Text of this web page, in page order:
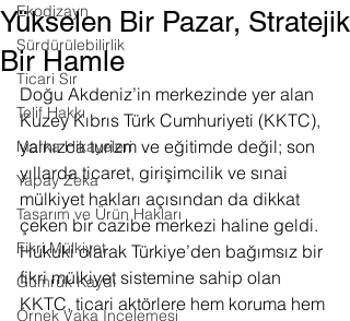
Ekodizayn
Sürdürülebilirlik
Ticari Sır
Telif Hakkı
Marka Hikayeleri
Yapay Zeka
Tasarım ve Ürün Hakları
Fikri Mülkiyet
Gümrük Kaydı
Örnek Vaka İncelemesi
Yükselen Bir Pazar, Stratejik
Bir Hamle
Doğu Akdeniz’in merkezinde yer alan
Kuzey Kıbrıs Türk Cumhuriyeti (KKTC),
yalnızca turizm ve eğitimde değil; son
yıllarda ticaret, girişimcilik ve sınai
mülkiyet hakları açısından da dikkat
çeken bir cazibe merkezi haline geldi.
Hukuki olarak Türkiye’den bağımsız bir
fikri mülkiyet sistemine sahip olan
KKTC, ticari aktörlere hem koruma hem